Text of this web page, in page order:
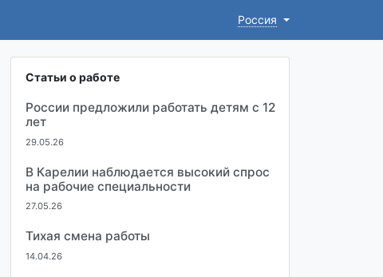
Россия
Статьи о работе
России предложили работать детям с 12
лет
29.05.26
В Карелии наблюдается высокий спрос
на рабочие специальности
27.05.26
Тихая смена работы
14.04.26